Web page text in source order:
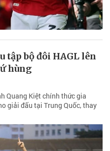
tập bộ đôi HAGL lên
hùng
Quang Kiệt chính thức gia
giải đấu tại Trung Quốc, thay